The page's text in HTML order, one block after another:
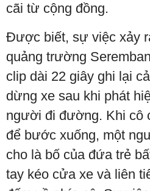
cãi từ cộng đồng.
Được biết, sự việc xảy
quảng trường
clip dài 22 giây ghi lại
dừng xe sau khi phát
người đi đường. Khi cô
để bước xuống, một
cho là bố của đứa trẻ
tay kéo cửa xe và liên